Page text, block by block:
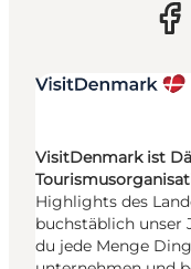
VisitDenmark ist
Highlights des
buchstäblich unser
du jede Menge